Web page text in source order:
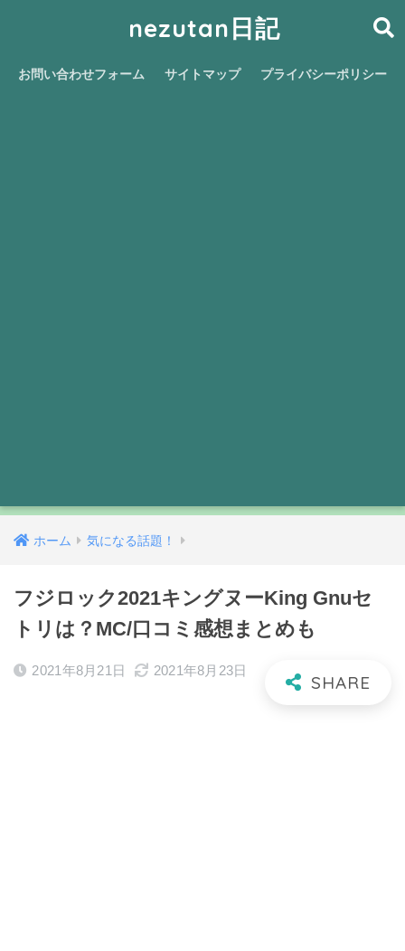
nezutan日記
お問い合わせフォーム サイトマップ プライバシーポリシー
ホーム 気になる話題！
フジロック2021キングヌーKing Gnuセ
トリは？MC/口コミ感想まとめも
2021年8月21日 2021年8月23日